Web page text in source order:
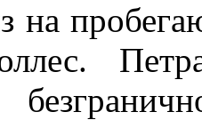
на